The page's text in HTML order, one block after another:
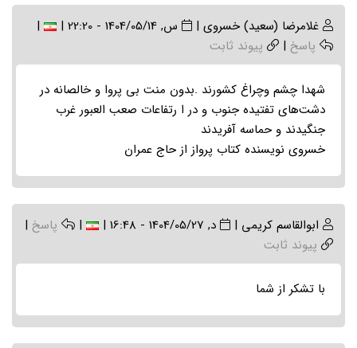
غلامرضا (سعید) خسروی | س, 1404/05/14 - 22:20 |
|
پاسخ | پیوند ثابت
شهدا چشم و‌چراغ کشورند .بدون منت بی پروا و خالصانه در
دشت‌های تفتیده جنوب و در ا رتفاعات صعب العبور غرب
جنگیدند و حماسه آفریدند
خسروی نویسنده کتاب پرواز از حاج عمران
ابوالقاسم کریمی | د, 1404/05/27 - 16:48 |
| پاسخ |
پیوند ثابت
با تشکر از شما